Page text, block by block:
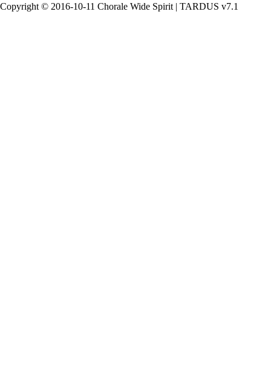
Copyright © 2016-10-11 Chorale Wide Spirit | TARDUS v7.1